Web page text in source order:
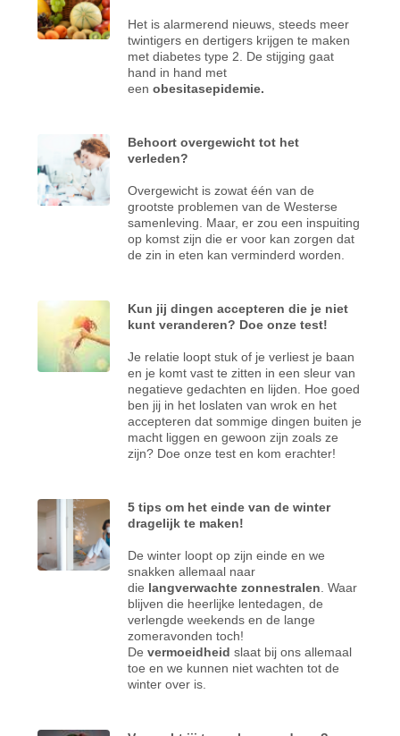
Het is alarmerend nieuws, steeds meer
twintigers en dertigers krijgen te maken
met diabetes type 2. De stijging gaat
hand in hand met
eenobesitasepidemie.
Behoort overgewicht tot het
verleden?
Overgewicht is zowat één van de
grootste problemen van de Westerse
samenleving. Maar, er zou een inspuiting
op komst zijn die er voor kan zorgen dat
de zin in eten kan verminderd worden.
Kun jij dingen accepteren die je niet
kunt veranderen? Doe onze test!
Je relatie loopt stuk of je verliest je baan
en je komt vast te zitten in een sleur van
negatieve gedachten en lijden. Hoe goed
ben jij in het loslaten van wrok en het
accepteren dat sommige dingen buiten je
macht liggen en gewoon zijn zoals ze
zijn? Doe onze test en kom erachter!
5 tips om het einde van de winter
dragelijk te maken!
De winter loopt op zijn einde en we
snakken allemaal naar
die langverwachte zonnestralen . Waar
blijven die heerlijke lentedagen, de
verlengde weekends en de lange
zomeravonden toch!
Devermoeidheid slaat bij ons allemaal
toe en we kunnen niet wachten tot de
winter over is.